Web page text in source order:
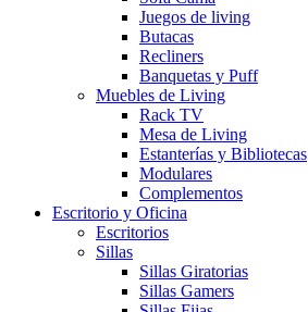
Juegos de living
Butacas
Recliners
Banquetas y Puff
Muebles de Living
Rack TV
Mesa de Living
Estanterías y Bibliotecas
Modulares
Complementos
Escritorio y Oficina
Escritorios
Sillas
Sillas Giratorias
Sillas Gamers